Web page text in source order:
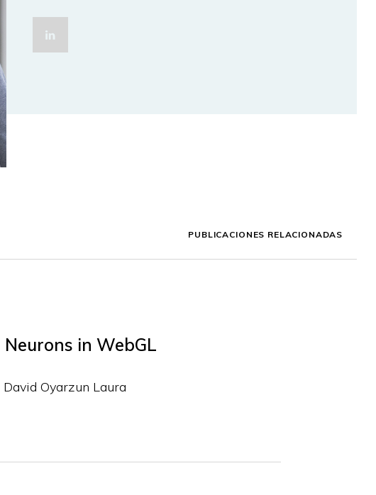
PUBLICACIONES RELACIONADAS
in WebGL
David Oyarzun Laura